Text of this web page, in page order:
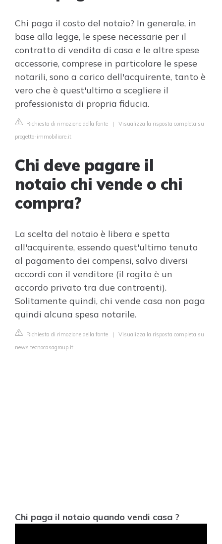
Chi paga il costo del notaio? In generale, in
base alla legge, le spese necessarie per il
contratto di vendita di casa e le altre spese
accessorie, comprese in particolare le spese
notarili, sono a carico dell'acquirente, tanto è
vero che è quest'ultimo a scegliere il
professionista di propria fiducia.
Richiesta di rimozione della fonte | Visualizza la risposta completa su
progetto-immobiliare.it
Chi deve pagare il
notaio chi vende o chi
compra?
La scelta del notaio è libera e spetta
all'acquirente, essendo quest'ultimo tenuto
al pagamento dei compensi, salvo diversi
accordi con il venditore (il rogito è un
accordo privato tra due contraenti).
Solitamente quindi, chi vende casa non paga
quindi alcuna spesa notarile.
Richiesta di rimozione della fonte | Visualizza la risposta completa su
news.tecnocasagroup.it
Chi paga il notaio quando vendi casa ?